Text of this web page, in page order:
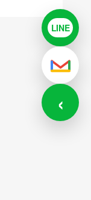
LINELINEで
メール
‹